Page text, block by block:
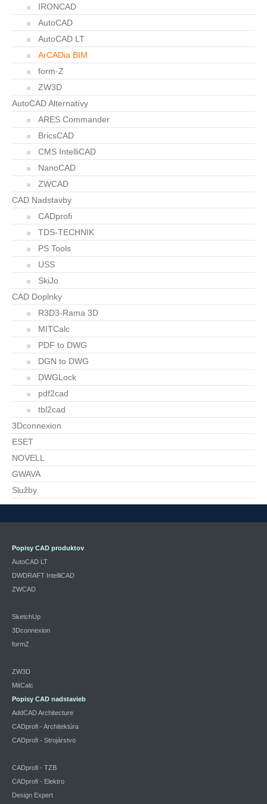
IRONCAD
AutoCAD
AutoCAD LT
ArCADia BIM
form·Z
ZW3D
AutoCAD Alternatívy
ARES Commander
BricsCAD
CMS IntelliCAD
NanoCAD
ZWCAD
CAD Nadstavby
CADprofi
TDS-TECHNIK
PS Tools
USS
SkiJo
CAD Doplnky
R3D3-Rama 3D
MITCalc
PDF to DWG
DGN to DWG
DWGLock
pdf2cad
tbl2cad
3Dconnexion
ESET
NOVELL
GWAVA
Služby
Popisy CAD produktov
AutoCAD LT
DWDRAFT IntelliCAD
ZWCAD
SketchUp
3Dconnexion
formZ
ZW3D
MitCalc
Popisy CAD nadstavieb
AddCAD Architecture
CADprofi - Architektúra
CADprofi - Strojárstvo
CADprofi - TZB
CADprofi - Elektro
Design Expert